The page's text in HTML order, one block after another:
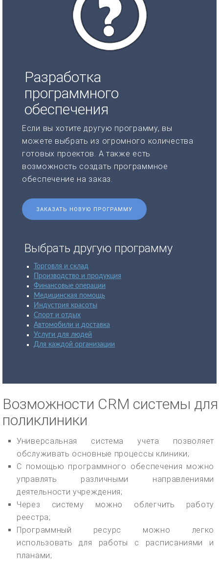
Разработка
программного
обеспечения
Если вы хотите другую программу, вы
можете выбрать из огромного количества
готовых проектов. А также есть
возможность создать программное
обеспечение на заказ.
ЗАКАЗАТЬ НОВУЮ ПРОГРАММУ
Выбрать другую программу
Торговля и склад
Производство и продукция
Финансовые операции
Медицинская помощь
Индустрия красоты
Спорт и отдых
Автомобили и доставка
Услуги для людей
Для каждой организации
Возможности CRM системы для
поликлиники
Универсальная система учета позволяет
обслуживать основные процессы клиники;
С помощью программного обеспечения можно
управлять различными направлениями
деятельности учреждения;
Через систему можно облегчить работу
реестра;
Программный ресурс можно легко
использовать для работы с расписаниями и
планами;